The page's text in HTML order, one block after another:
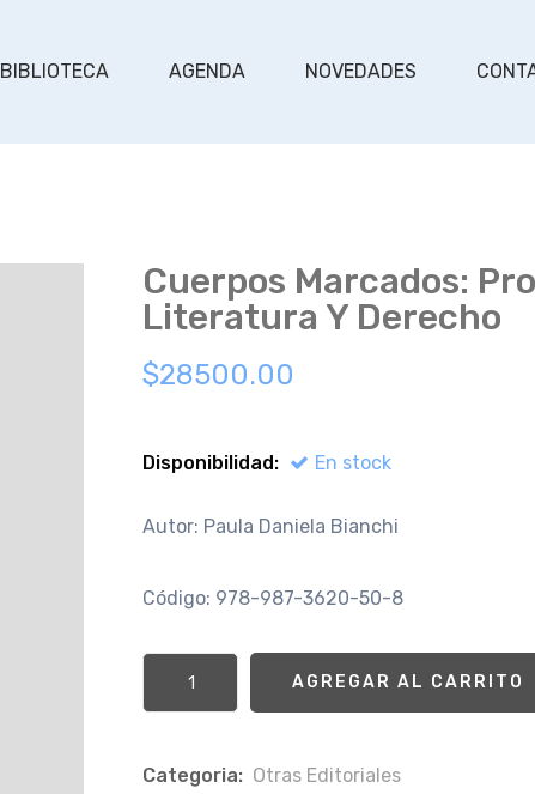
BIBLIOTECA AGENDA NOVEDADES
Cuerpos Marcados:
Literatura Y Derecho
$28500.00
Disponibilidad: En stock
Autor: Paula Daniela Bianchi
Código: 978-987-3620-50-8
AGREGAR AL CARRITO
Categoria: Otras Editoriales